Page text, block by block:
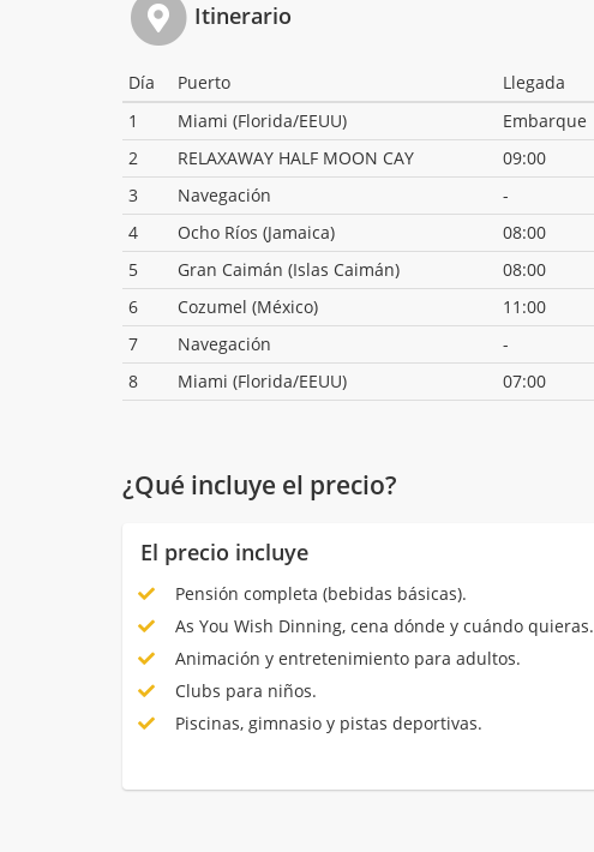
Itinerario
Día Puerto Llegada
1
Miami (Florida/EEUU) Embarque
2
RELAXAWAY HALF MOON CAY 09:00
3
Navegación -
4
Ocho Ríos (Jamaica) 08:00
5
Gran Caimán (Islas Caimán) 08:00
6
Cozumel (México) 11:00
7
Navegación -
8
Miami (Florida/EEUU) 07:00
¿Qué incluye el precio?
El precio incluye
Pensión completa (bebidas básicas).
As You Wish Dinning, cena dónde y cuándo quieras.
Animación y entretenimiento para adultos.
Clubs para niños.
Piscinas, gimnasio y pistas deportivas.